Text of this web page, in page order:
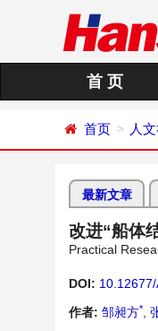
首 页
首页 人
最新文章
改进“船体
Practical
DOI:
作者: 邹昶方*